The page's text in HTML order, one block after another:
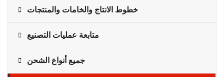
خطوط الانتاج والخامات والمنتجات
متابعة عمليات التصنيع
جميع أنواع الشحن